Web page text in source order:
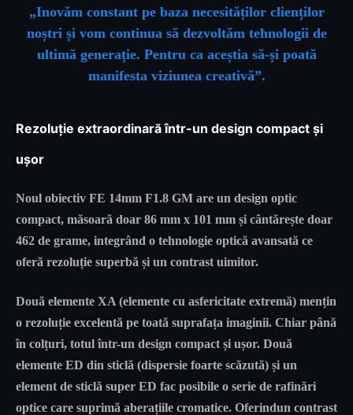
„Inovăm constant pe baza necesităților clienților
noștri și vom continua să dezvoltăm tehnologii de
ultimă generație. Pentru ca aceștia să-și poată
manifesta viziunea creativă”.
Rezoluție extraordinară într-un design compact și
ușor
Noul obiectiv FE 14mm F1.8 GM are un design optic
compact, măsoară doar 86 mm x 101 mm și cântărește doar
462 de grame, integrând o tehnologie optică avansată ce
oferă rezoluție superbă și un contrast uimitor.
Două elemente XA (elemente cu asfericitate extremă) mențin
o rezoluție excelentă pe toată suprafața imaginii. Chiar până
în colțuri, totul într-un design compact și ușor. Două
elemente ED din sticlă (dispersie foarte scăzută) și un
element de sticlă super ED fac posibile o serie de rafinări
optice care suprimă aberațiile cromatice. Oferindun contrast